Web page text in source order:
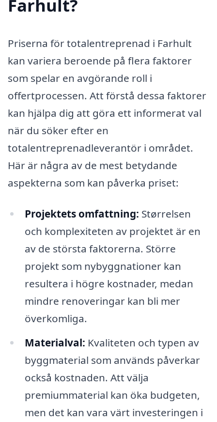
Farhult?
Priserna för totalentreprenad i Farhult
kan variera beroende på flera faktorer
som spelar en avgörande roll i
offertprocessen. Att förstå dessa faktorer
kan hjälpa dig att göra ett informerat val
när du söker efter en
totalentreprenadleverantör i området.
Här är några av de mest betydande
aspekterna som kan påverka priset:
Projektets omfattning: Størrelsen
och komplexiteten av projektet är en
av de största faktorerna. Större
projekt som nybyggnationer kan
resultera i högre kostnader, medan
mindre renoveringar kan bli mer
överkomliga.
Materialval: Kvaliteten och typen av
byggmaterial som används påverkar
också kostnaden. Att välja
premiummaterial kan öka budgeten,
men det kan vara värt investeringen i